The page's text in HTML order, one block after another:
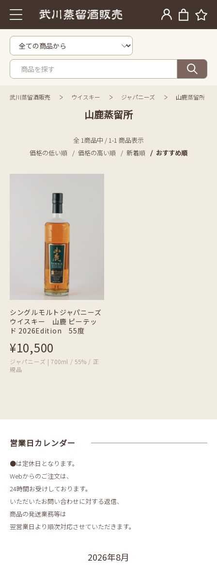
武川蒸留酒販売 ウイスキー ジャパニーズ 山鹿蒸留所
山鹿蒸留所
全 1商品中 / 1-1 商品表示
価格の低い順
価格の高い順 新着順 おすすめ順
シングルモルトジャパニーズ
ウイスキー 山鹿 ピーテッ
ド 2026Edition 55度
¥10,500
ジャパニーズ | 700ml / 55% / 正
規品
営業日カレンダー
●は定休日となります。
Webからのご注文は、
24時間お受けしております。
いただいたお問い合わせに対する返信、
商品の発送業務等は
翌営業日より順次対応させていただきます。
2026年8月